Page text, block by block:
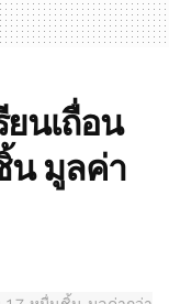
นเถื่อน
น มูลค่า